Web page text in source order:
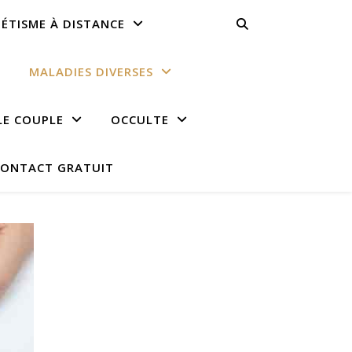
À DISTANCE
MALADIES DIVERSES
COUPLE OCCULTE
GRATUIT